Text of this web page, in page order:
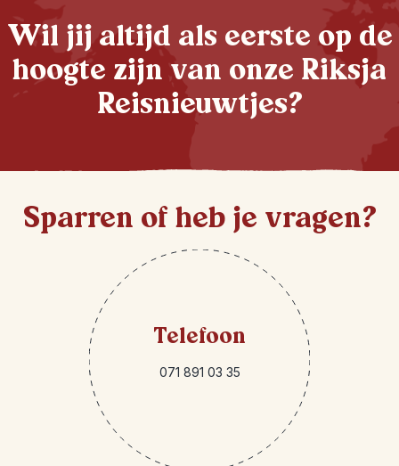
Wil jij altijd als eerste op de
hoogte zijn van onze Riksja
Reisnieuwtjes?
Sparren of heb je vragen?
Telefoon
071 891 03 35